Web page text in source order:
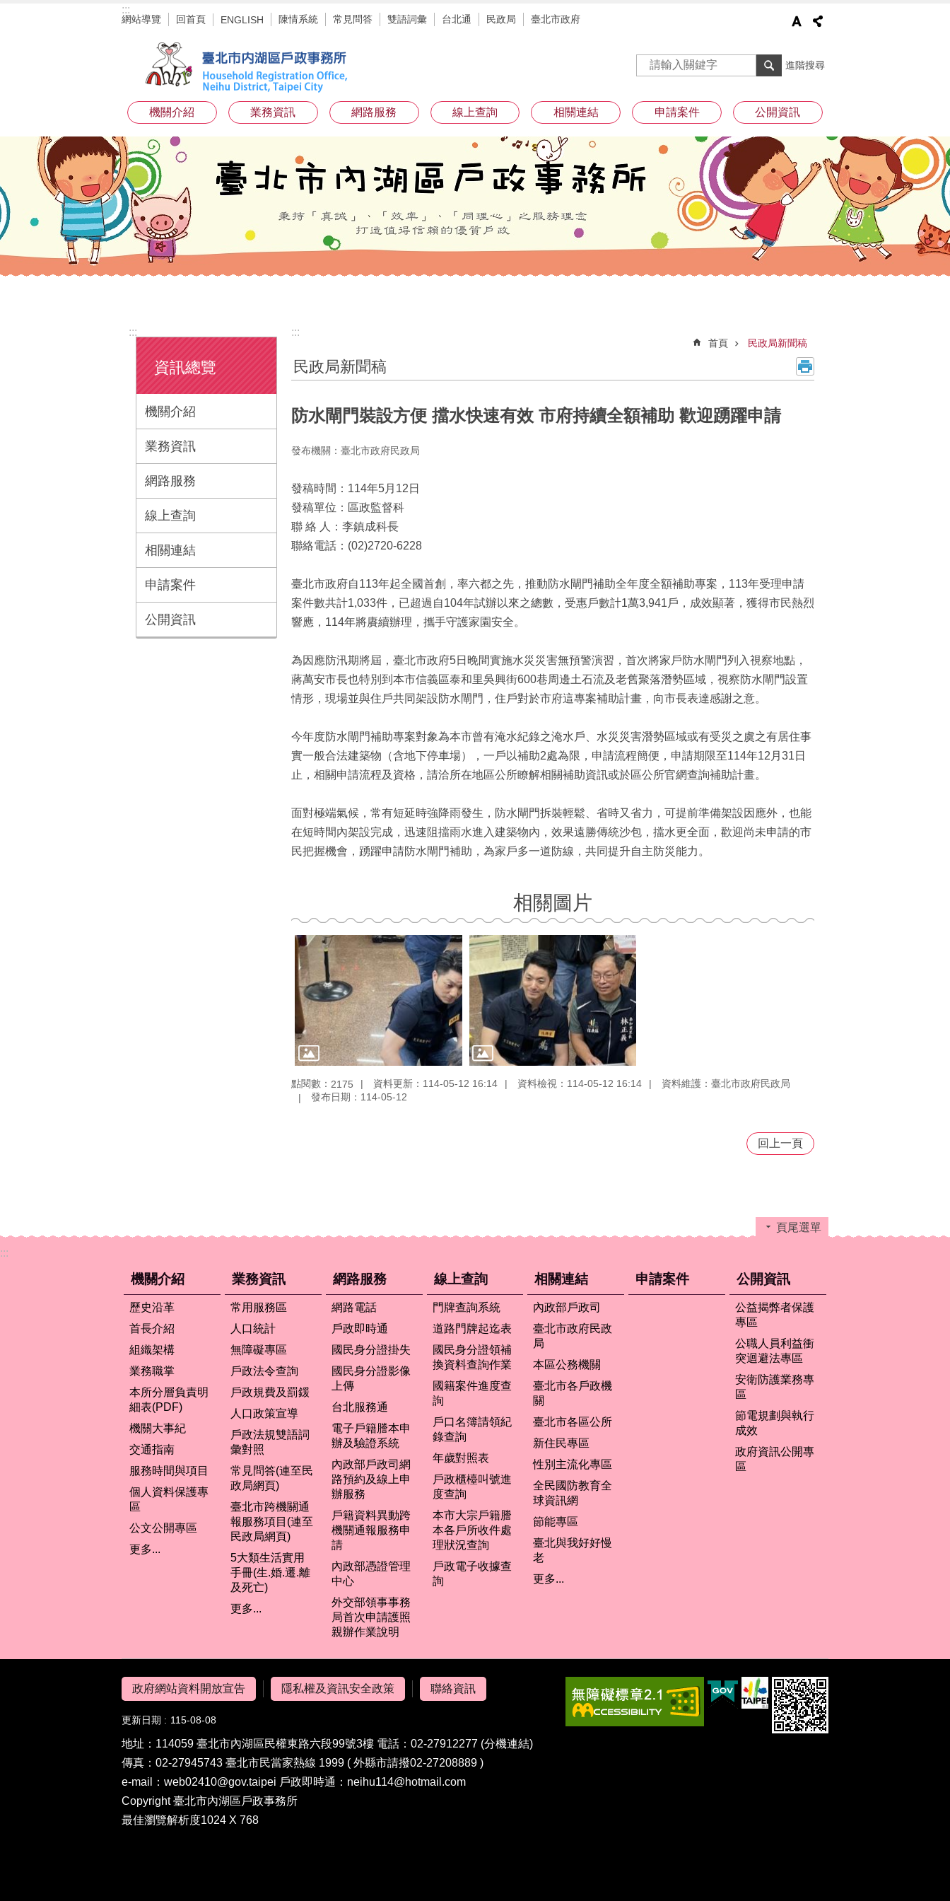
:::
網站導覽 回首頁 ENGLISH 陳情系統 常見問答 雙語詞彙 台北通 民政局 臺北市政府
進階搜尋
機關介紹 業務資訊 網路服務 線上查詢 相關連結 申請案件 公開資訊
:::
資訊總覽
機關介紹
業務資訊
網路服務
線上查詢
相關連結
申請案件
公開資訊
:::
首頁 民政局新聞稿
民政局新聞稿
防水閘門裝設方便 擋水快速有效 市府持續全額補助 歡迎踴躍申請
發布機關：臺北市政府民政局
發稿時間：114年5月12日
發稿單位：區政監督科
聯 絡 人：李鎮成科長
聯絡電話：(02)2720-6228
臺北市政府自113年起全國首創，率六都之先，推動防水閘門補助全年度全額補助專案，113年受理申請
案件數共計1,033件，已超過自104年試辦以來之總數，受惠戶數計1萬3,941戶，成效顯著，獲得市民熱烈
響應，114年將賡續辦理，攜手守護家園安全。
為因應防汛期將屆，臺北市政府5日晚間實施水災災害無預警演習，首次將家戶防水閘門列入視察地點，
蔣萬安市長也特別到本市信義區泰和里吳興街600巷周邊土石流及老舊聚落潛勢區域，視察防水閘門設置
情形，現場並與住戶共同架設防水閘門，住戶對於市府這專案補助計畫，向市長表達感謝之意。
今年度防水閘門補助專案對象為本市曾有淹水紀錄之淹水戶、水災災害潛勢區域或有受災之虞之有居住事
實一般合法建築物（含地下停車場），一戶以補助2處為限，申請流程簡便，申請期限至114年12月31日
止，相關申請流程及資格，請洽所在地區公所瞭解相關補助資訊或於區公所官網查詢補助計畫。
面對極端氣候，常有短延時強降雨發生，防水閘門拆裝輕鬆、省時又省力，可提前準備架設因應外，也能
在短時間內架設完成，迅速阻擋雨水進入建築物內，效果遠勝傳統沙包，擋水更全面，歡迎尚未申請的市
民把握機會，踴躍申請防水閘門補助，為家戶多一道防線，共同提升自主防災能力。
相關圖片
點閱數： 2175 資料更新：114-05-12 16:14 資料檢視：114-05-12 16:14
資料維護：臺北市政府民政局
發布日期：114-05-12
回上一頁
頁尾選單
:::
機關介紹
歷史沿革
首長介紹
組織架構
業務職掌
本所分層負責明
細表(PDF)
機關大事紀
交通指南
服務時間與項目
個人資料保護專
區
公文公開專區
更多...
業務資訊
常用服務區
人口統計
無障礙專區
戶政法令查詢
戶政規費及罰鍰
人口政策宣導
戶政法規雙語詞
彙對照
常見問答(連至民
政局網頁)
臺北市跨機關通
報服務項目(連至
民政局網頁)
5大類生活實用
手冊(生.婚.遷.離
及死亡)
更多...
網路服務
網路電話
戶政即時通
國民身分證掛失
國民身分證影像
上傳
台北服務通
電子戶籍謄本申
辦及驗證系統
內政部戶政司網
路預約及線上申
辦服務
戶籍資料異動跨
機關通報服務申
請
內政部憑證管理
中心
外交部領事事務
局首次申請護照
親辦作業說明
線上查詢
門牌查詢系統
道路門牌起迄表
國民身分證領補
換資料查詢作業
國籍案件進度查
詢
戶口名簿請領紀
錄查詢
年歲對照表
戶政櫃檯叫號進
度查詢
本市大宗戶籍謄
本各戶所收件處
理狀況查詢
戶政電子收據查
詢
相關連結
內政部戶政司
臺北市政府民政
局
本區公務機關
臺北市各戶政機
關
臺北市各區公所
新住民專區
性別主流化專區
全民國防教育全
球資訊網
節能專區
臺北與我好好慢
老
更多...
申請案件 公開資訊
公益揭弊者保護
專區
公職人員利益衝
突迴避法專區
安衛防護業務專
區
節電規劃與執行
成效
政府資訊公開專
區
政府網站資料開放宣告 隱私權及資訊安全政策 聯絡資訊
更新日期 115-08-08
地址：114059 臺北市內湖區民權東路六段99號3樓 電話：02-27912277 (分機連結)
傳真：02-27945743 臺北市民當家熱線 1999 ( 外縣市請撥02-27208889 )
e-mail：web02410@gov.taipei 戶政即時通：neihu114@hotmail.com
Copyright 臺北市內湖區戶政事務所
最佳瀏覽解析度1024 X 768